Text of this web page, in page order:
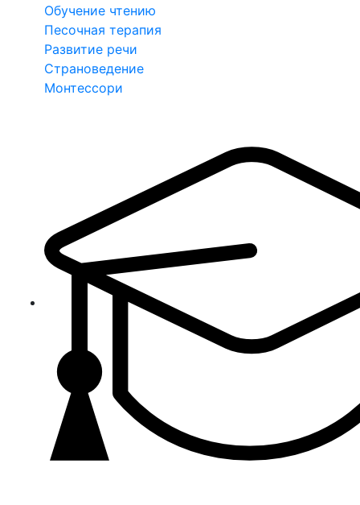
Обучение чтению
Песочная терапия
Развитие речи
Страноведение
Монтессори